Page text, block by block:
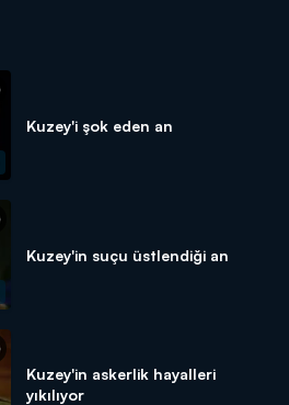
Kuzey'i şok eden an
Kuzey'in suçu üstlendiği an
Kuzey'in askerlik hayalleri
yıkılıyor